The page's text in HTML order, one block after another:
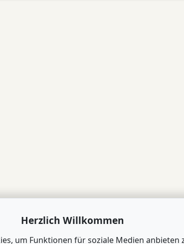
Herzlich Willkommen
um Funktionen für soziale Medien anbieten